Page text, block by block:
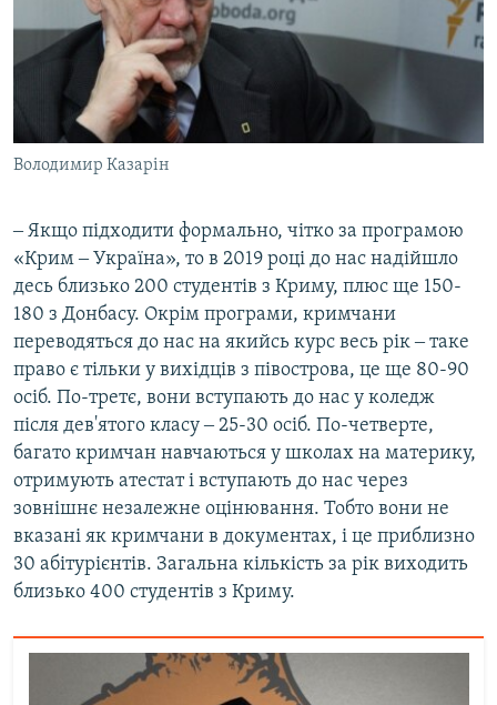
Володимир Казарін
‒ Якщо підходити формально, чітко за програмою
«Крим ‒ Україна», то в 2019 році до нас надійшло
десь близько 200 студентів з Криму, плюс ще 150-
180 з Донбасу. Окрім програми, кримчани
переводяться до нас на якийсь курс весь рік ‒ таке
право є тільки у вихідців з півострова, це ще 80-90
осіб. По-третє, вони вступають до нас у коледж
після дев'ятого класу ‒ 25-30 осіб. По-четверте,
багато кримчан навчаються у школах на материку,
отримують атестат і вступають до нас через
зовнішнє незалежне оцінювання. Тобто вони не
вказані як кримчани в документах, і це приблизно
30 абітурієнтів. Загальна кількість за рік виходить
близько 400 студентів з Криму.